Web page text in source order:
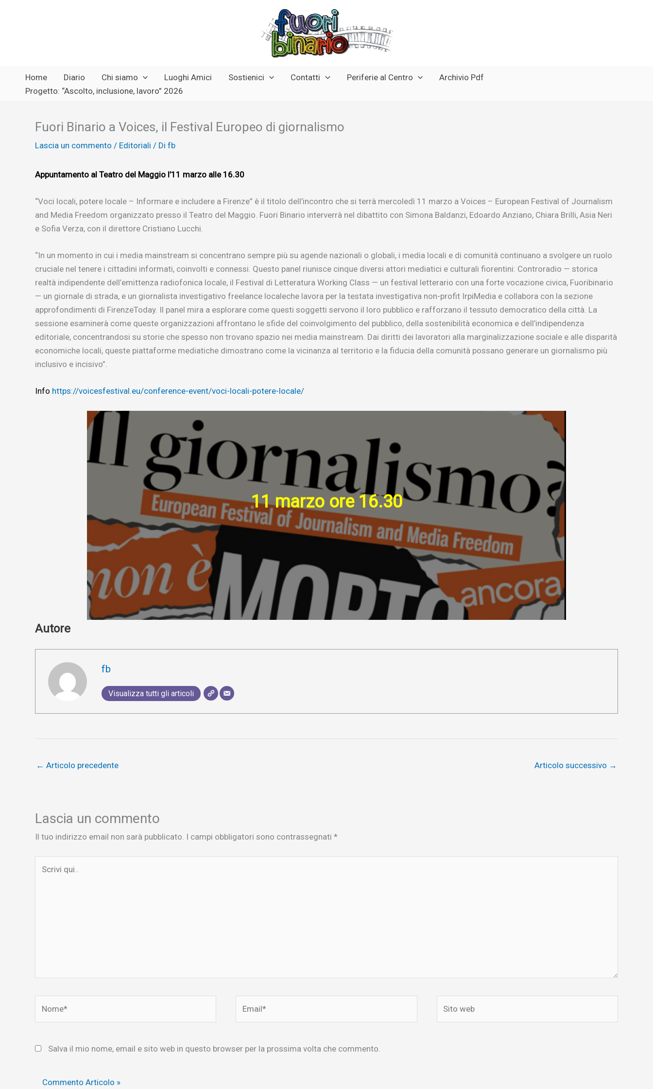
Home Diario Chi siamo Luoghi Amici Sostienici Contatti Periferie al Centro
Archivio Pdf
Progetto: “Ascolto, inclusione, lavoro” 2026
Fuori Binario a Voices, il Festival Europeo di giornalismo
Lascia un commento / Editoriali / Di fb
Appuntamento al Teatro del Maggio l’11 marzo alle 16.30
“Voci locali, potere locale – Informare e includere a Firenze” è il titolo dell’incontro che si terrà mercoledì 11 marzo a Voices – European Festival of Journalism
and Media Freedom organizzato presso il Teatro del Maggio. Fuori Binario interverrà nel dibattito con Simona Baldanzi, Edoardo Anziano, Chiara Brilli, Asia Neri
e Sofia Verza, con il direttore Cristiano Lucchi.
“In un momento in cui i media mainstream si concentrano sempre più su agende nazionali o globali, i media locali e di comunità continuano a svolgere un ruolo
cruciale nel tenere i cittadini informati, coinvolti e connessi. Questo panel riunisce cinque diversi attori mediatici e culturali fiorentini: Controradio — storica
realtà indipendente dell’emittenza radiofonica locale, il Festival di Letteratura Working Class — un festival letterario con una forte vocazione civica, Fuoribinario
— un giornale di strada, e un giornalista investigativo freelance localeche lavora per la testata investigativa non-profit IrpiMedia e collabora con la sezione
approfondimenti di FirenzeToday. Il panel mira a esplorare come questi soggetti servono il loro pubblico e rafforzano il tessuto democratico della città. La
sessione esaminerà come queste organizzazioni affrontano le sfide del coinvolgimento del pubblico, della sostenibilità economica e dell’indipendenza
editoriale, concentrandosi su storie che spesso non trovano spazio nei media mainstream. Dai diritti dei lavoratori alla marginalizzazione sociale e alle disparità
economiche locali, queste piattaforme mediatiche dimostrano come la vicinanza al territorio e la fiducia della comunità possano generare un giornalismo più
inclusivo e incisivo”.
Info https://voicesfestival.eu/conference-event/voci-locali-potere-locale/
11 marzo ore 16.30
Autore
fb
Visualizza tutti gli articoli
← Articolo precedente Articolo successivo →
Lascia un commento
Il tuo indirizzo email non sarà pubblicato. I campi obbligatori sono contrassegnati *
Salva il mio nome, email e sito web in questo browser per la prossima volta che commento.